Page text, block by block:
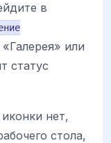
в
или
статус
нет,
стола,